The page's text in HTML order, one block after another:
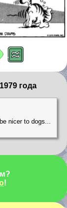
года
nicer to dogs...
!